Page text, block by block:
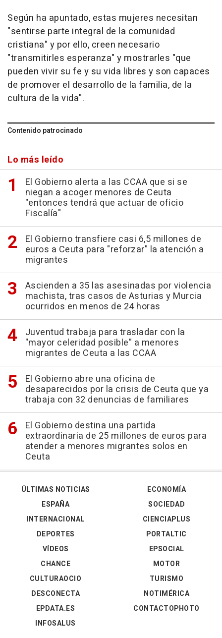
Según ha apuntado, estas mujeres necesitan
"sentirse parte integral de la comunidad
cristiana" y por ello, creen necesario
"transmitirles esperanza" y mostrarles "que
pueden vivir su fe y su vida libres y son capaces
de promover el desarrollo de la familia, de la
cultura de la vida".
Contenido patrocinado
Lo más leído
El Gobierno alerta a las CCAA que si se
niegan a acoger menores de Ceuta
"entonces tendrá que actuar de oficio
Fiscalía"
El Gobierno transfiere casi 6,5 millones de
euros a Ceuta para "reforzar" la atención a
migrantes
Ascienden a 35 las asesinadas por violencia
machista, tras casos de Asturias y Murcia
ocurridos en menos de 24 horas
Juventud trabaja para trasladar con la
"mayor celeridad posible" a menores
migrantes de Ceuta a las CCAA
El Gobierno abre una oficina de
desaparecidos por la crisis de Ceuta que ya
trabaja con 32 denuncias de familiares
El Gobierno destina una partida
extraordinaria de 25 millones de euros para
atender a menores migrantes solos en
Ceuta
ÚLTIMAS NOTICIAS
ESPAÑA
INTERNACIONAL
DEPORTES
VÍDEOS
ECONOMÍA
SOCIEDAD
CIENCIAPLUS
PORTALTIC
EPSOCIAL
CHANCE
CULTURAOCIO
DESCONECTA
EPDATA.ES
INFOSALUS
MOTOR
TURISMO
NOTIMÉRICA
CONTACTOPHOTO